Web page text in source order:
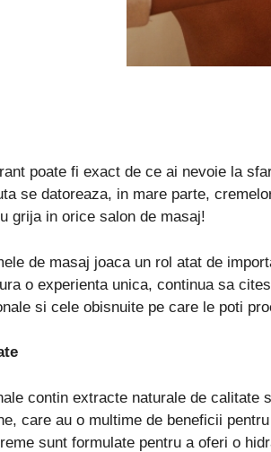
poate fi exact de ce ai nevoie la
se datoreaza, in mare parte,
grija in orice salon de masaj!
de masaj joaca un rol atat de
o experienta unica, continua sa
si cele obisnuite pe care le poti
contin extracte naturale de calitate
care au o multime de beneficii
sunt formulate pentru a oferi o